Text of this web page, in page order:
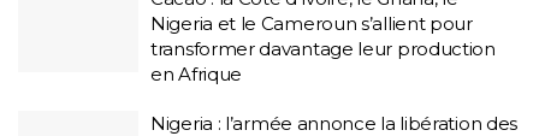
Nigeria et le Cameroun s’allient pour
transformer davantage leur production
en Afrique
Nigeria : l’armée annonce la libération des